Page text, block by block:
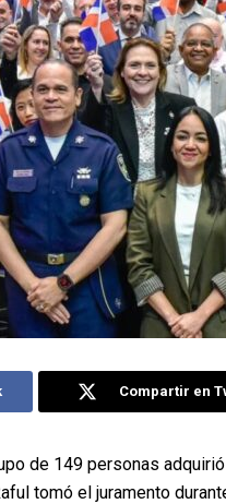
Compartir en
de 149 personas
tomó el juramento